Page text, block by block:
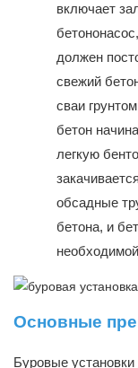
включает
должен
свежий
сваи
бетон
легкую
обсадные
бетона, и
Основные
Буровые